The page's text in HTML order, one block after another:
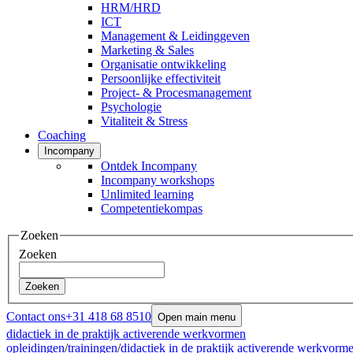
HRM/HRD
ICT
Management & Leidinggeven
Marketing & Sales
Organisatie ontwikkeling
Persoonlijke effectiviteit
Project- & Procesmanagement
Psychologie
Vitaliteit & Stress
Coaching
Incompany
Ontdek Incompany
Incompany workshops
Unlimited learning
Competentiekompas
Zoeken
Zoeken
Zoeken
Contact ons+31 418 68 8510 Open main menu
didactiek in de praktijk activerende werkvormen
opleidingen/trainingen/didactiek in de praktijk activerende